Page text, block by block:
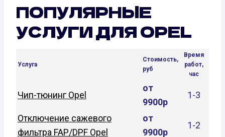
ПОПУЛЯРНЫЕ
УСЛУГИ ДЛЯ OPEL
Услуга
Стоимость,
руб
Время
работ,
час
Чип-тюнинг Opel
от
9900р
1-3
Отключение сажевого
фильтра FAP/DPF Opel
от
9900р
1-2